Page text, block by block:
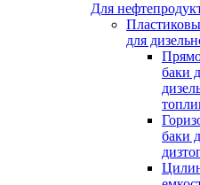
Для
для
баки
баки